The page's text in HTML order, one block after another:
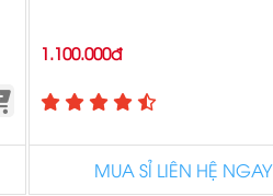
1.100.000đ
MUA SỈ LIÊN HỆ NGAY